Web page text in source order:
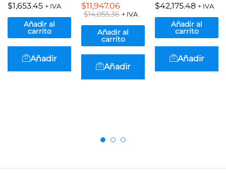
$1,653.45 + IVA
Añadir al
carrito
Añadir
$11,947.06
$14,055.36 + IVA
Añadir al
carrito
Añadir
$42,175.48 + IVA
Añadir al
carrito
Añadir